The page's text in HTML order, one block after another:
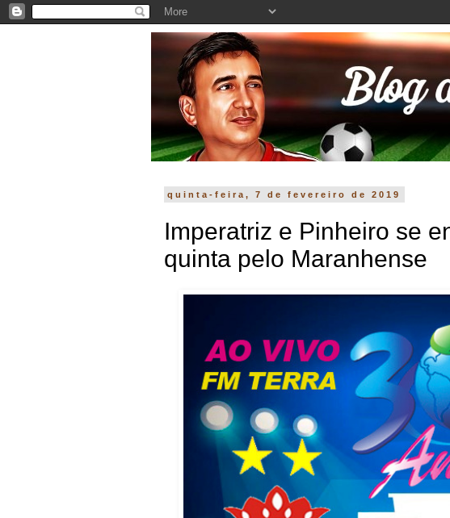
quinta-feira, 7 de fevereiro de 2019
Imperatriz e Pinheiro se
quinta pelo Maranhense